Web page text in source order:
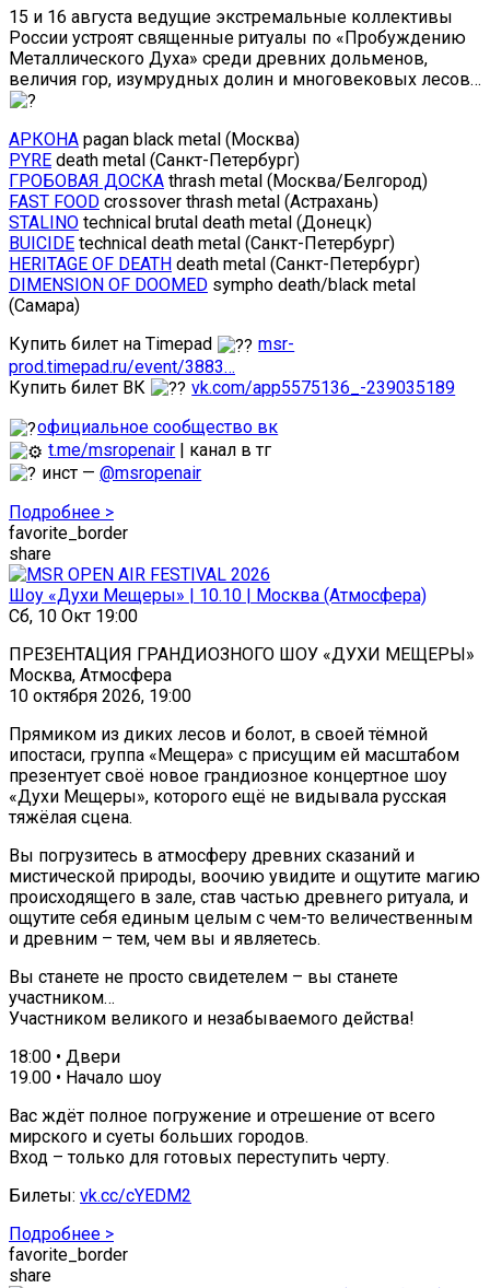
15 и 16 августа ведущие экстремальные коллективы
России устроят священные ритуалы по «Пробуждению
Металлического Духа» среди древних дольменов,
величия гор, изумрудных долин и многовековых лесов…
АРКОНА pagan black metal (Москва)
PYRE death metal (Санкт-Петербург)
ГРОБОВАЯ ДОСКА thrash metal (Москва/Белгород)
FAST FOOD crossover thrash metal (Астрахань)
STALINO technical brutal death metal (Донецк)
BUICIDE technical death metal (Санкт-Петербург)
HERITAGE OF DEATH death metal (Санкт-Петербург)
DIMENSION OF DOOMED sympho death/black metal
(Самара)
Купить билет на Timepad
msr-
prod.timepad.ru/event/3883…
Купить билет ВК
vk.com/app5575136_-239035189
официальное сообщество вк
t.me/msropenair | канал в тг
инст —@msropenair
Подробнее >
favorite_border
share
Шоу «Духи Мещеры» | 10.10 | Москва (Атмосфера)
Сб, 10 Окт 19:00
ПРЕЗЕНТАЦИЯ ГРАНДИОЗНОГО ШОУ «ДУХИ МЕЩЕРЫ»
Москва, Атмосфера
10 октября 2026, 19:00
Прямиком из диких лесов и болот, в своей тёмной
ипостаси, группа «Мещера» с присущим ей масштабом
презентует своё новое грандиозное концертное шоу
«Духи Мещеры», которого ещё не видывала русская
тяжёлая сцена.
Вы погрузитесь в атмосферу древних сказаний и
мистической природы, воочию увидите и ощутите магию
происходящего в зале, став частью древнего ритуала, и
ощутите себя единым целым с чем-то величественным
и древним – тем, чем вы и являетесь.
Вы станете не просто свидетелем – вы станете
участником…
Участником великого и незабываемого действа!
18:00 • Двери
19.00 • Начало шоу
Вас ждёт полное погружение и отрешение от всего
мирского и суеты больших городов.
Вход – только для готовых переступить черту.
Билеты: vk.cc/cYEDM2
Подробнее >
favorite_border
share